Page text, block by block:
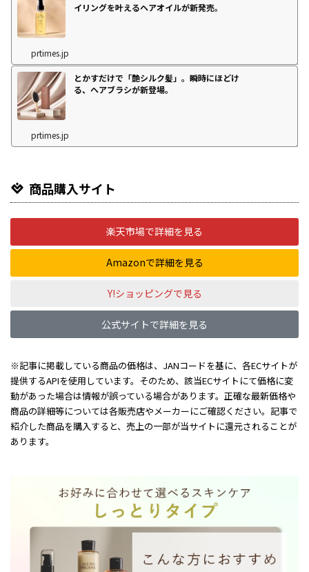
イリングを叶えるヘアオイルが新発売。
prtimes.jp
とかすだけで「艶シルク髪」。瞬時にほどけ
る、ヘアブラシが新登場。
prtimes.jp
商品購入サイト
楽天市場で詳細を見る
Amazonで詳細を見る
Y!ショッピングで見る
公式サイトで詳細を見る
※記事に掲載している商品の価格は、JANコードを基に、各ECサイトが
提供するAPIを使用しています。そのため、該当ECサイトにて価格に変
動があった場合は情報が誤っている場合があります。正確な最新価格や
商品の詳細等については各販売店やメーカーにご確認ください。記事で
紹介した商品を購入すると、売上の一部が当サイトに還元されることが
あります。